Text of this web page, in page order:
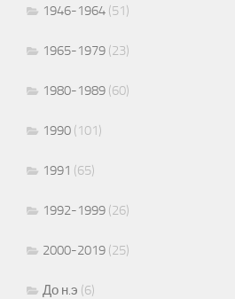
1946-1964 (51)
1965-1979 (23)
1980-1989 (60)
1990 (101)
1991 (65)
1992-1999 (26)
2000-2019 (25)
До н.э (6)